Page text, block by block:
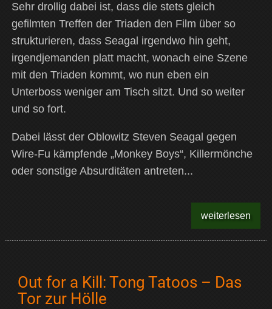
Sehr drollig dabei ist, dass die stets gleich
gefilmten Treffen der Triaden den Film über so
strukturieren, dass Seagal irgendwo hin geht,
irgendjemanden platt macht, wonach eine Szene
mit den Triaden kommt, wo nun eben ein
Unterboss weniger am Tisch sitzt. Und so weiter
und so fort.
Dabei lässt der Oblowitz Steven Seagal gegen
Wire-Fu kämpfende „Monkey Boys“, Killermönche
oder sonstige Absurditäten antreten...
weiterlesen
Out for a Kill: Tong Tatoos – Das
Tor zur Hölle